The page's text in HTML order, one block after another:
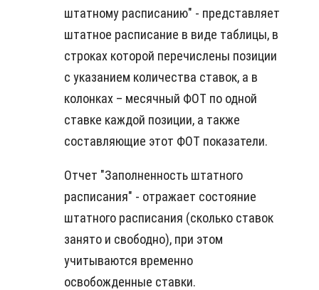
штатному расписанию" - представляет
штатное расписание в виде таблицы, в
строках которой перечислены позиции
с указанием количества ставок, а в
колонках – месячный ФОТ по одной
ставке каждой позиции, а также
составляющие этот ФОТ показатели.
Отчет "Заполненность штатного
расписания" - отражает состояние
штатного расписания (сколько ставок
занято и свободно), при этом
учитываются временно
освобожденные ставки.